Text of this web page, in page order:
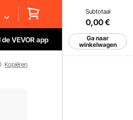
Subtotaal
0,00€
Ga naar
winkelwagen
VEVOR app
Kopiëren